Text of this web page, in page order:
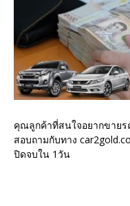
คุณลูกค้าที่สนใจอยากขาย
สอบถามกับทาง
ปิดจบใน 1วัน